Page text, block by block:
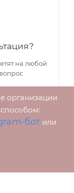
на любой
организации
бот или